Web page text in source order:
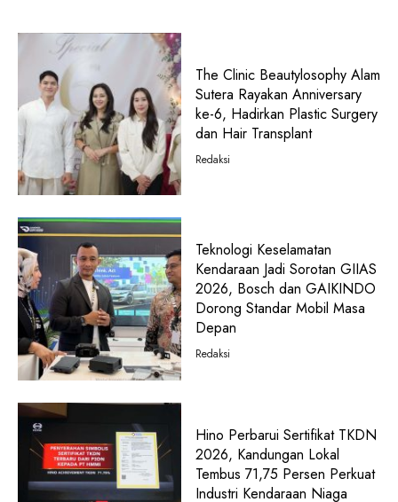
The Clinic Beautylosophy Alam
Sutera Rayakan Anniversary
ke-6, Hadirkan Plastic Surgery
dan Hair Transplant
Redaksi
Teknologi Keselamatan
Kendaraan Jadi Sorotan GIIAS
2026, Bosch dan GAIKINDO
Dorong Standar Mobil Masa
Depan
Redaksi
Hino Perbarui Sertifikat TKDN
2026, Kandungan Lokal
Tembus 71,75 Persen Perkuat
Industri Kendaraan Niaga